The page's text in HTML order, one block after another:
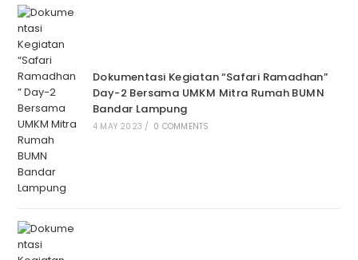
Dokumentasi Kegiatan “Safari Ramadhan”
Day-2 Bersama UMKM Mitra Rumah BUMN
Bandar Lampung
4 MAY 2023 / 0 COMMENTS